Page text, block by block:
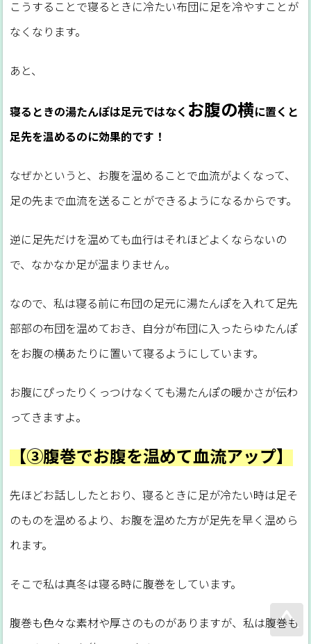
こうすることで寝るときに冷たい布団に足を冷やすことが
なくなります。
あと、
寝るときの湯たんぽは足元ではなく お腹の横に置くと
足先を温めるのに効果的です！
なぜかというと、お腹を温めることで血流がよくなって、
足の先まで血流を送ることができるようになるからです。
逆に足先だけを温めても血行はそれほどよくならないの
で、なかなか足が温まりません。
なので、私は寝る前に布団の足元に湯たんぽを入れて足先
部部の布団を温めておき、自分が布団に入ったらゆたんぽ
をお腹の横あたりに置いて寝るようにしています。
お腹にぴったりくっつけなくても湯たんぽの暖かさが伝わ
ってきますよ。
【③腹巻でお腹を温めて血流アップ】
先ほどお話ししたとおり、寝るときに足が冷たい時は足そ
のものを温めるより、お腹を温めた方が足先を早く温めら
れます。
そこで私は真冬は寝る時に腹巻をしています。
腹巻も色々な素材や厚さのものがありますが、私は腹巻も